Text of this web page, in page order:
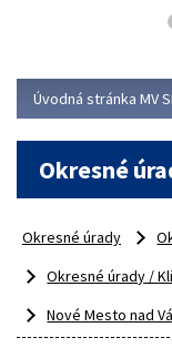
asociácie
Viac
Úvodná stránka MV
Okresné
Okresné úrady
Okresné úrady /
Nové Mesto nad